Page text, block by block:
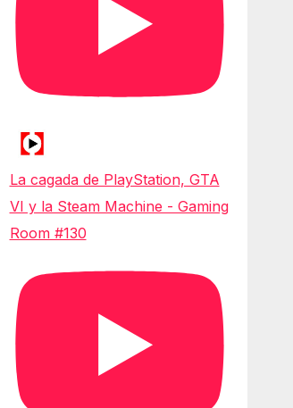
La cagada de PlayStation, GTA
VI y la Steam Machine - Gaming
Room #130